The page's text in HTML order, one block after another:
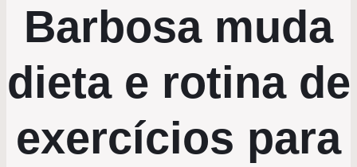
Barbosa muda
dieta e rotina de
exercícios para